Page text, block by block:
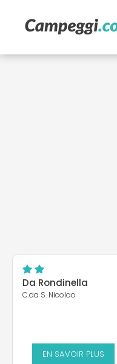
Da Rondinella
C.da S. Nicolao
EN SAVOIR PLUS